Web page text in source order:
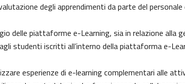
degli apprendimenti da parte del
delle piattaforme e-Learning, sia in relazione alla
studenti iscritti all’interno della piattaforma e-
esperienze di e-learning complementari alle